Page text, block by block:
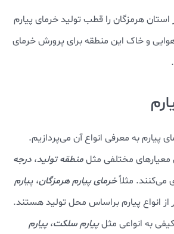
استان هرمزگان را قطب تولید خرمای پیارم
و خاک این منطقه برای پرورش خرمای
پیارم به معرفی انواع آن می‌پردازیم.
معیارهای مختلفی مثلمنطقه تولید، درجه
می‌کنند. مثلاًخرمای پیارم هرمزگان، پیارم
از انواع پیارم براساس محل تولید هستند.
به انواعی مثلپیارم سلکت،پیارم